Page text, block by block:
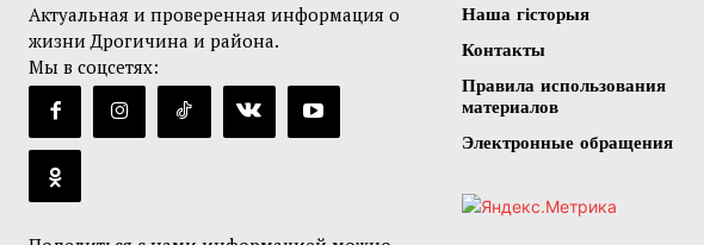
Актуальная и проверенная информация о
жизни Дрогичина и района.
Мы в соцсетях:
Наша гісторыя
Контакты
Правила использования
материалов
Электронные обращения